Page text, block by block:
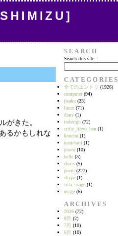
がきた。
るかもしれな
SEARCH
Search this site:
CATEGORIES
全てのエントリ (1926)
computer(94)
jisaku (23)
linux (71)
diary (1)
indesign (72)
critic_jihyo_hen (1)
konchu (1)
namekuji (1)
photo (10)
belle (5)
chaos (5)
poem (227)
skype (1)
sofa_usage (1)
usage (6)
ARCHIVES
2026 (72)
8月 (2)
7月 (10)
6月 (10)